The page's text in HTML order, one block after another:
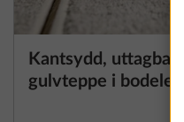
Kantsydd, uttagbart
gulvteppe i bodelen